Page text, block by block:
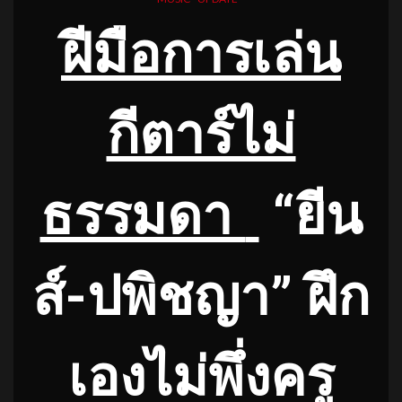
ฝีมือการเล่น
กีตาร์ไม่
ธรรมดา
“ยีน
ส์-ปพิชญา” ฝึก
เองไม่พึ่งครู